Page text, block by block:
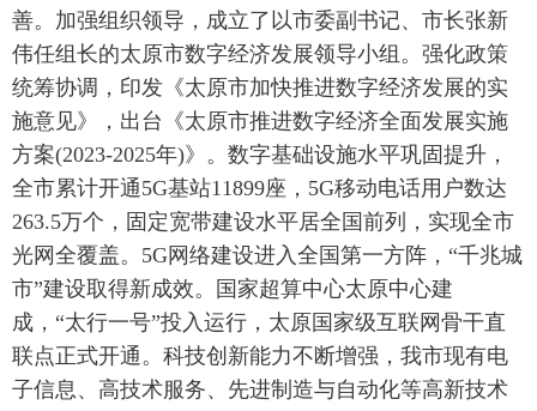
善。加强组织领导，成立了以市委副书记、市长张新
伟任组长的太原市数字经济发展领导小组。强化政策
统筹协调，印发《太原市加快推进数字经济发展的实
施意见》，出台《太原市推进数字经济全面发展实施
方案(2023-2025年)》。数字基础设施水平巩固提升，
全市累计开通5G基站11899座，5G移动电话用户数达
263.5万个，固定宽带建设水平居全国前列，实现全市
光网全覆盖。5G网络建设进入全国第一方阵，“千兆城
市”建设取得新成效。国家超算中心太原中心建
成，“太行一号”投入运行，太原国家级互联网骨干直
联点正式开通。科技创新能力不断增强，我市现有电
子信息、高技术服务、先进制造与自动化等高新技术